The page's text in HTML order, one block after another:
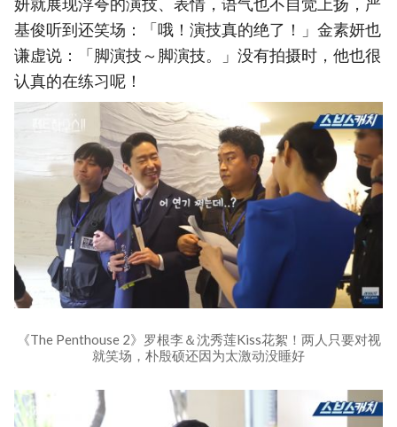
妍就展现浮夸的演技、表情，语气也不自觉上扬，严
基俊听到还笑场：「哦！演技真的绝了！」金素妍也
谦虚说：「脚演技～脚演技。」没有拍摄时，他也很
认真的在练习呢！
《The Penthouse 2》罗根李＆沈秀莲Kiss花絮！两人只要对视
就笑场，朴殷硕还因为太激动没睡好